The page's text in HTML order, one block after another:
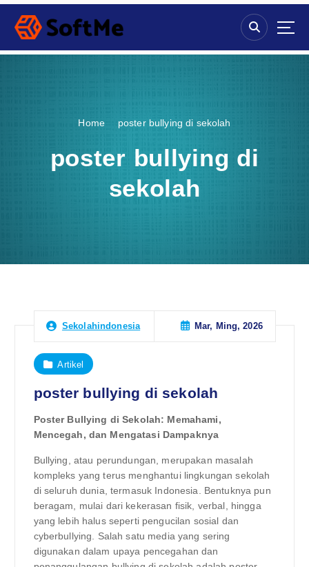
S
p
Home poster bullying di sekolah
poster bullying di
sekolah
Sekolahindonesia Mar, Ming, 2026
Artikel
poster bullying di sekolah
Poster Bullying di Sekolah: Memahami,
Mencegah, dan Mengatasi Dampaknya
Bullying, atau perundungan, merupakan masalah
kompleks yang terus menghantui lingkungan sekolah
di seluruh dunia, termasuk Indonesia. Bentuknya pun
beragam, mulai dari kekerasan fisik, verbal, hingga
yang lebih halus seperti pengucilan sosial dan
cyberbullying. Salah satu media yang sering
digunakan dalam upaya pencegahan dan